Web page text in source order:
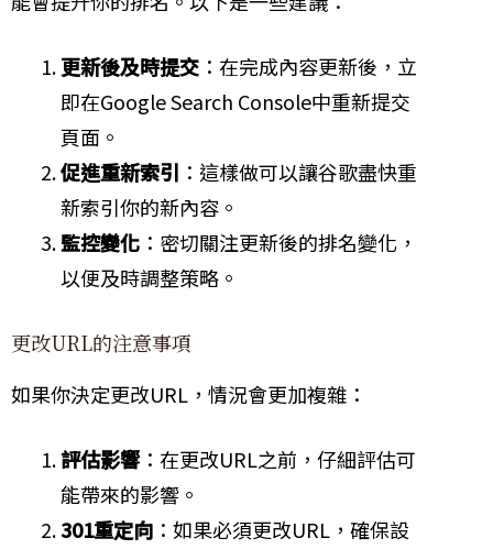
更新後及時提交 ：在完成內容更新後，立
即在Google Search Console中重新提交
頁面。
促進重新索引 ：這樣做可以讓谷歌盡快重
新索引你的新內容。
監控變化 ：密切關注更新後的排名變化，
以便及時調整策略。
更改URL的注意事項
如果你決定更改URL，情況會更加複雜：
評估影響 ：在更改URL之前，仔細評估可
能帶來的影響。
301重定向 ：如果必須更改URL，確保設